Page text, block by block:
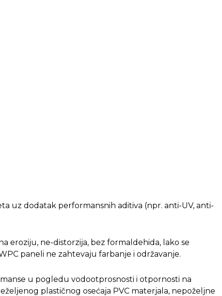
uz dodatak performansnih aditiva (npr. anti-UV, anti-
eroziju, ne-distorzija, bez formaldehida, lako se
paneli ne zahtevaju farbanje i održavanje.
u pogledu vodootprosnosti i otpornosti na
plastičnog osećaja PVC materjala, nepoželjne